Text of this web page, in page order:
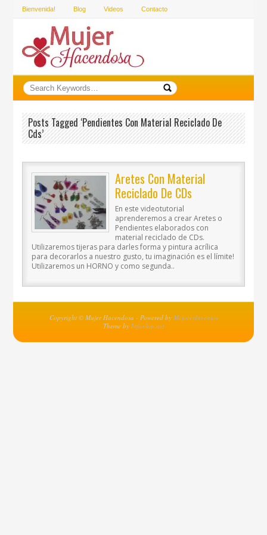
Bienvenida! Blog Videos Contacto
Posts Tagged ‘pendientes Con Material Reciclado De
Cds’
Aretes Con Material
Reciclado De CDs
En este videotutorial
aprenderemos a crear Aretes o
Pendientes elaborados con
material reciclado de CDs.
Utilizaremos tijeras para darles forma y pintura acrílica
para decorarlos a nuestro gusto, tu imaginación es el límite!
Utilizaremos un HORNO y como segunda..
Copyright © Mujer Hacendosa - Powered by MejoresInventos
Theme by Infochip.net